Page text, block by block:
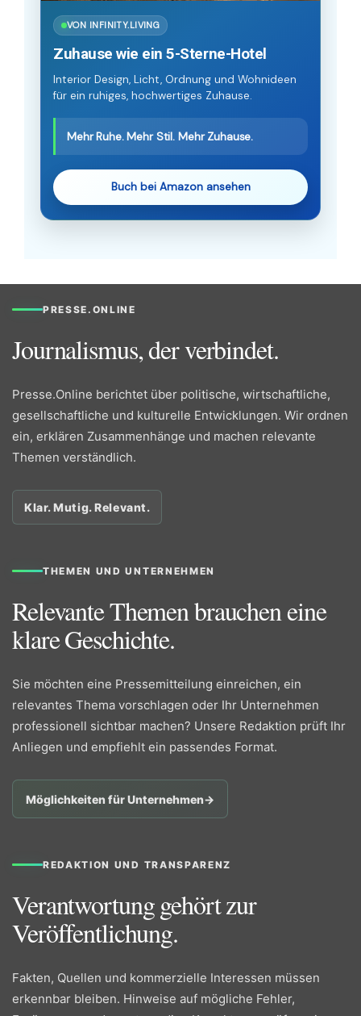
VON INFINITY.LIVING
Zuhause wie ein 5-Sterne-Hotel
Interior Design, Licht, Ordnung und Wohnideen
für ein ruhiges, hochwertiges Zuhause.
Mehr Ruhe. Mehr Stil. Mehr Zuhause.
Buch bei Amazon ansehen
PRESSE.ONLINE
Journalismus, der verbindet.
Presse.Online berichtet über politische, wirtschaftliche,
gesellschaftliche und kulturelle Entwicklungen. Wir ordnen
ein, erklären Zusammenhänge und machen relevante
Themen verständlich.
Klar. Mutig. Relevant.
THEMEN UND UNTERNEHMEN
Relevante Themen brauchen eine
klare Geschichte.
Sie möchten eine Pressemitteilung einreichen, ein
relevantes Thema vorschlagen oder Ihr Unternehmen
professionell sichtbar machen? Unsere Redaktion prüft Ihr
Anliegen und empfiehlt ein passendes Format.
Möglichkeiten für Unternehmen→
REDAKTION UND TRANSPARENZ
Verantwortung gehört zur
Veröffentlichung.
Fakten, Quellen und kommerzielle Interessen müssen
erkennbar bleiben. Hinweise auf mögliche Fehler,